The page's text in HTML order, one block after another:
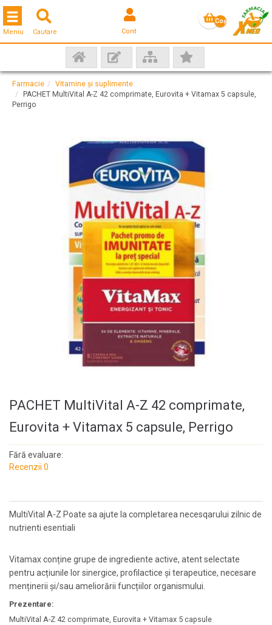
Cautare Cont
Coş
Toggle navigation
Meniu
Farmacie
Vitamine și suplimente
PACHET MultiVital A-Z 42 comprimate, Eurovita + Vitamax 5 capsule,
Perrigo
PACHET MultiVital A-Z 42 comprimate,
Eurovita + Vitamax 5 capsule, Perrigo
Fără evaluare:
Recenzii 0
MultiVital A-Z Poate sa ajute la completarea necesqarului zilnic de
nutrienti esentiali
Vitamax conține grupe de ingrediente active, atent selectate
pentru acțiunile lor sinergice, profilactice și terapeutice, necesare
menținerii și/sau ameliorării funcțiilor organismului.
Prezentare:
MultiVital A-Z 42 comprimate, Eurovita + Vitamax 5 capsule